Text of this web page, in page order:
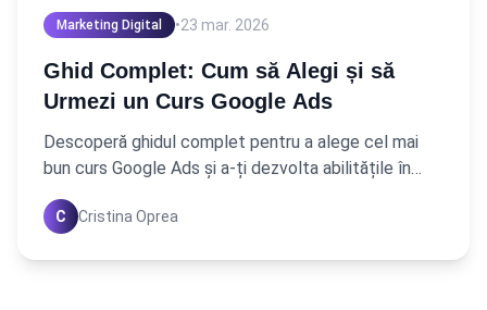
Marketing Digital •23 mar. 2026
Ghid Complet: Cum să Alegi și să
Urmezi un Curs Google Ads
Descoperă ghidul complet pentru a alege cel mai
bun curs Google Ads și a-ți dezvolta abilitățile în
publicitatea digitală. Începe acum drumul către
succesul
C Cristina Oprea